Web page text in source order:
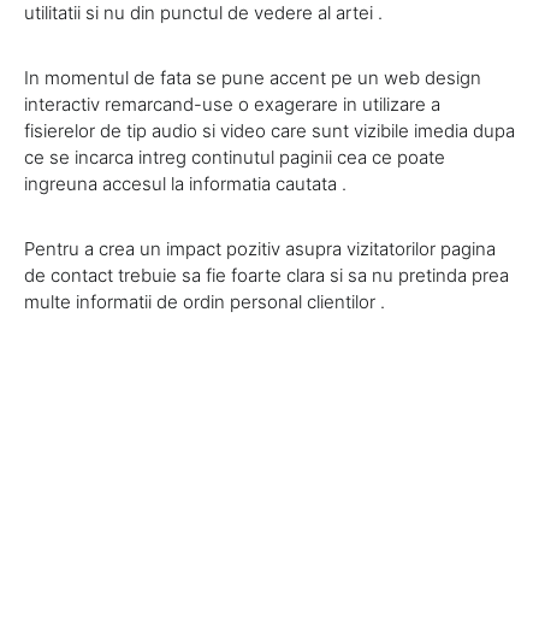
utilitatii si nu din punctul de vedere al artei .
In momentul de fata se pune accent pe un web design
interactiv remarcand-use o exagerare in utilizare a
fisierelor de tip audio si video care sunt vizibile imedia dupa
ce se incarca intreg continutul paginii cea ce poate
ingreuna accesul la informatia cautata .
Pentru a crea un impact pozitiv asupra vizitatorilor pagina
de contact trebuie sa fie foarte clara si sa nu pretinda prea
multe informatii de ordin personal clientilor .